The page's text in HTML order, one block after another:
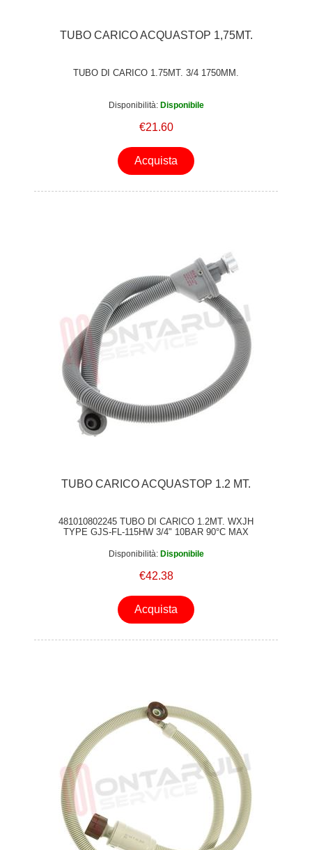
TUBO CARICO ACQUASTOP 1,75MT.
TUBO DI CARICO 1.75MT. 3/4 1750MM.
Disponibilità: Disponibile
€21.60
Acquista
TUBO CARICO ACQUASTOP 1.2 MT.
481010802245 TUBO DI CARICO 1.2MT. WXJH
TYPE GJS-FL-115HW 3/4" 10BAR 90°C MAX
Disponibilità: Disponibile
€42.38
Acquista